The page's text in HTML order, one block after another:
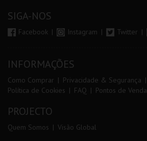
SIGA-NOS
Facebook Instagram Twitter
INFORMAÇÕES
Como Comprar Privacidade & Segurança
Política de Cookies
FAQ Pontos de Venda
PROJECTO
Quem Somos Visão Global